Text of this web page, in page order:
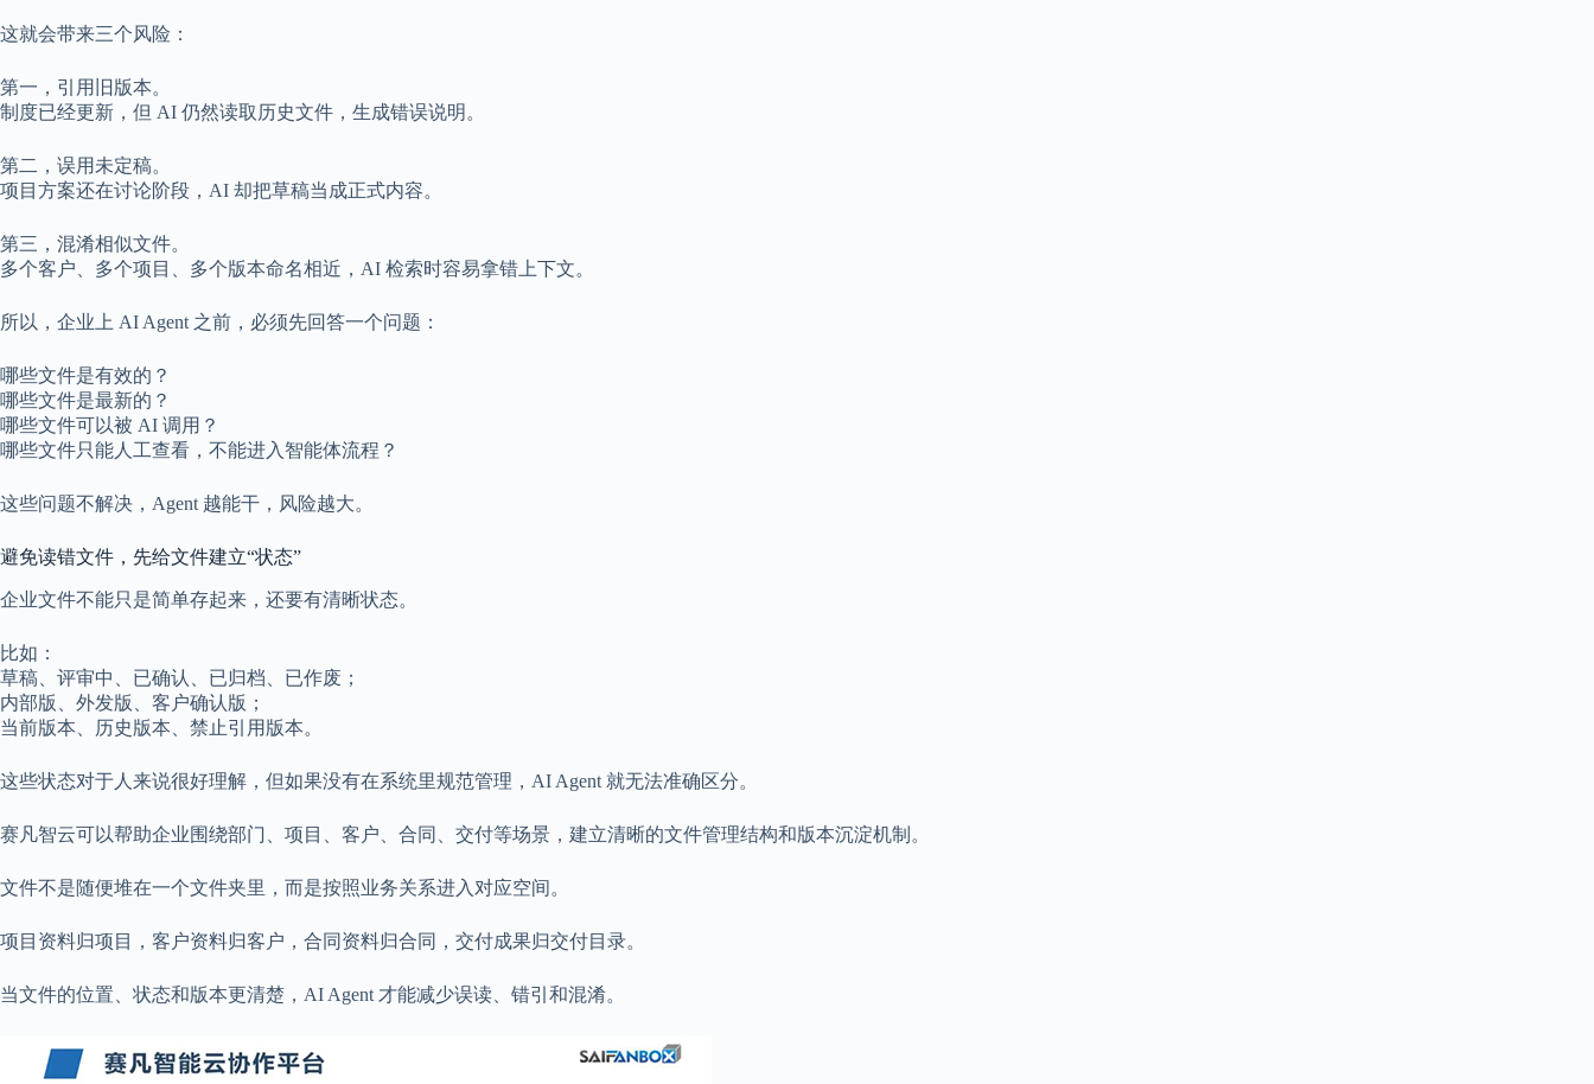
这就会带来三个风险：
第一，引用旧版本。
制度已经更新，但 AI 仍然读取历史文件，生成错误说明。
第二，误用未定稿。
项目方案还在讨论阶段，AI 却把草稿当成正式内容。
第三，混淆相似文件。
多个客户、多个项目、多个版本命名相近，AI 检索时容易拿错上下文。
所以，企业上 AI Agent 之前，必须先回答一个问题：
哪些文件是有效的？
哪些文件是最新的？
哪些文件可以被 AI 调用？
哪些文件只能人工查看，不能进入智能体流程？
这些问题不解决，Agent 越能干，风险越大。
避免读错文件，先给文件建立“状态”
企业文件不能只是简单存起来，还要有清晰状态。
比如：
草稿、评审中、已确认、已归档、已作废；
内部版、外发版、客户确认版；
当前版本、历史版本、禁止引用版本。
这些状态对于人来说很好理解，但如果没有在系统里规范管理，AI Agent 就无法准确区分。
赛凡智云可以帮助企业围绕部门、项目、客户、合同、交付等场景，建立清晰的文件管理结构和版本沉淀机制。
文件不是随便堆在一个文件夹里，而是按照业务关系进入对应空间。
项目资料归项目，客户资料归客户，合同资料归合同，交付成果归交付目录。
当文件的位置、状态和版本更清楚，AI Agent 才能减少误读、错引和混淆。